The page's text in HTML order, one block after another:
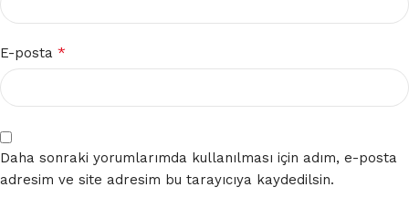
E-posta *
Daha sonraki yorumlarımda kullanılması için adım, e-posta
adresim ve site adresim bu tarayıcıya kaydedilsin.